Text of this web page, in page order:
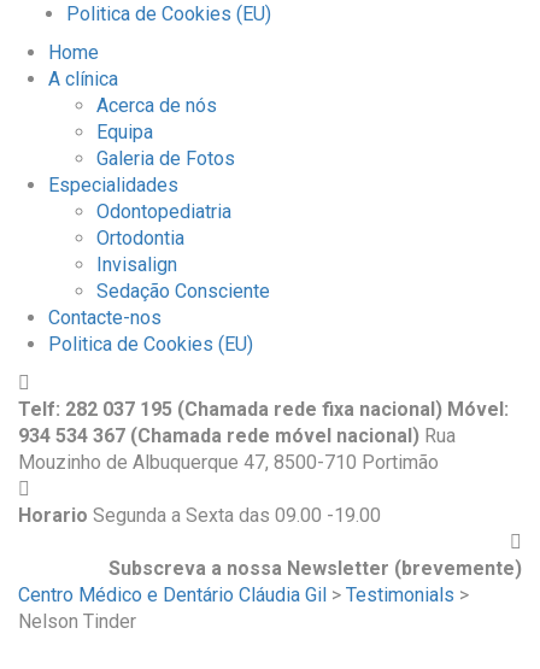
Politica de Cookies (EU)
Home
A clínica
Acerca de nós
Equipa
Galeria de Fotos
Especialidades
Odontopediatria
Ortodontia
Invisalign
Sedação Consciente
Contacte-nos
Politica de Cookies (EU)
Telf: 282 037 195 (Chamada rede fixa nacional) Móvel:
934 534 367 (Chamada rede móvel nacional) Rua
Mouzinho de Albuquerque 47, 8500-710 Portimão
Horario Segunda a Sexta das 09.00 -19.00
Subscreva a nossa Newsletter (brevemente)
Centro Médico e Dentário Cláudia Gil > Testimonials >
Nelson Tinder